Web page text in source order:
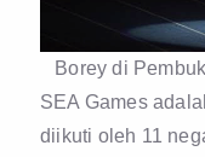
Borey di
SEA Games
diikuti oleh 11